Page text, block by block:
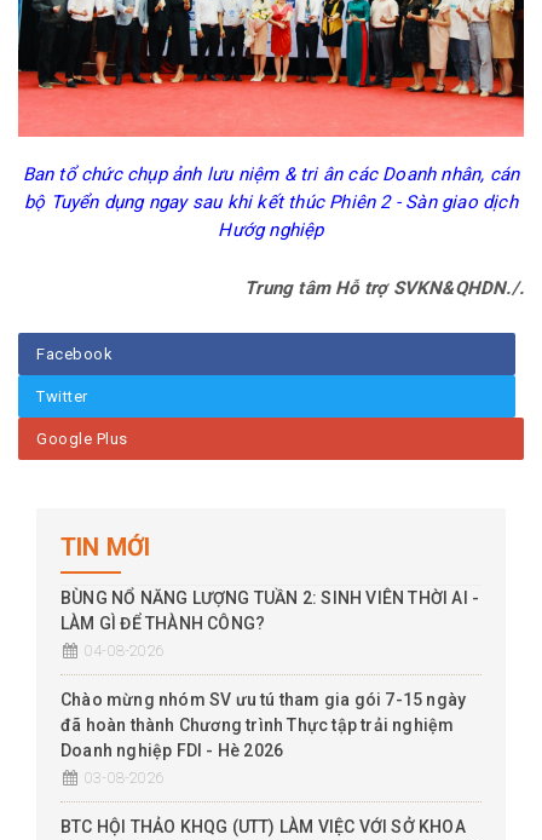
Ban tổ chức chụp ảnh lưu niệm & tri ân các Doanh nhân, cán
bộ Tuyển dụng ngay sau khi kết thúc Phiên 2 - Sàn giao dịch
Hướg nghiệp
Trung tâm Hỗ trợ SVKN&QHDN./.
Facebook
Twitter
Google Plus
TIN MỚI
BÙNG NỔ NĂNG LƯỢNG TUẦN 2: SINH VIÊN THỜI AI -
LÀM GÌ ĐỂ THÀNH CÔNG?
04-08-2026
Chào mừng nhóm SV ưu tú tham gia gói 7-15 ngày
đã hoàn thành Chương trình Thực tập trải nghiệm
Doanh nghiệp FDI - Hè 2026
03-08-2026
BTC HỘI THẢO KHQG (UTT) LÀM VIỆC VỚI SỞ KHOA